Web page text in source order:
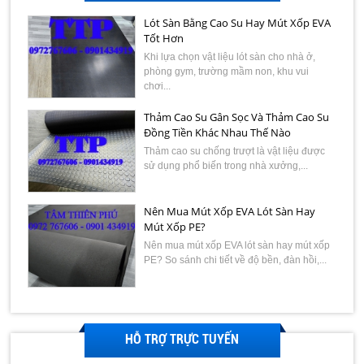
xốp bitis xanh dương 10mm
Giá:Liên hệ
Tấm mút xốp eva màu cam
Lót Sàn Bằng Cao Su Hay Mút Xốp EVA
Tốt Hơn
Khi lựa chọn vật liệu lót sàn cho nhà ở,
phòng gym, trường mầm non, khu vui
chơi...
Thảm Cao Su Gân Sọc Và Thảm Cao Su
Đồng Tiền Khác Nhau Thế Nào
Thảm cao su chống trượt là vật liệu được
sử dụng phổ biến trong nhà xưởng,...
Nên Mua Mút Xốp EVA Lót Sàn Hay
Mút Xốp PE?
Nên mua mút xốp EVA lót sàn hay mút xốp
PE? So sánh chi tiết về độ bền, đàn hồi,...
Cập nhật báo giá mút EVA mới nhất. Tìm
hiểu các yếu tố ảnh hưởng đến giá...
HỖ TRỢ TRỰC TUYẾN